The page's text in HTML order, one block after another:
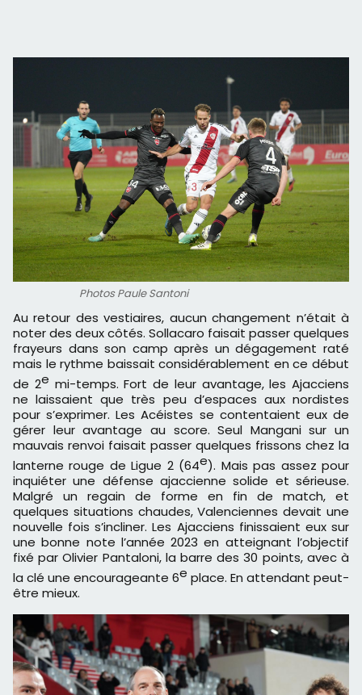
Photos Paule Santoni
Au retour des vestiaires, aucun changement n’était à
noter des deux côtés. Sollacaro faisait passer quelques
frayeurs dans son camp après un dégagement raté
mais le rythme baissait considérablement en ce début
de 2e mi-temps. Fort de leur avantage, les Ajacciens
ne laissaient que très peu d’espaces aux nordistes
pour s’exprimer. Les Acéistes se contentaient eux de
gérer leur avantage au score. Seul Mangani sur un
mauvais renvoi faisait passer quelques frissons chez la
lanterne rouge de Ligue 2 (64e). Mais pas assez pour
inquiéter une défense ajaccienne solide et sérieuse.
Malgré un regain de forme en fin de match, et
quelques situations chaudes, Valenciennes devait une
nouvelle fois s’incliner. Les Ajacciens finissaient eux sur
une bonne note l’année 2023 en atteignant l’objectif
fixé par Olivier Pantaloni, la barre des 30 points, avec à
la clé une encourageante 6e place. En attendant peut-
être mieux.